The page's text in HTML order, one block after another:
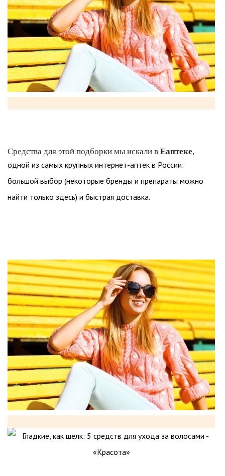
Средства для этой подборки мы искали в Еаптеке,
одной из самых крупных интернет-аптек в России:
большой выбор (некоторые бренды и препараты можно
найти только здесь) и быстрая доставка.